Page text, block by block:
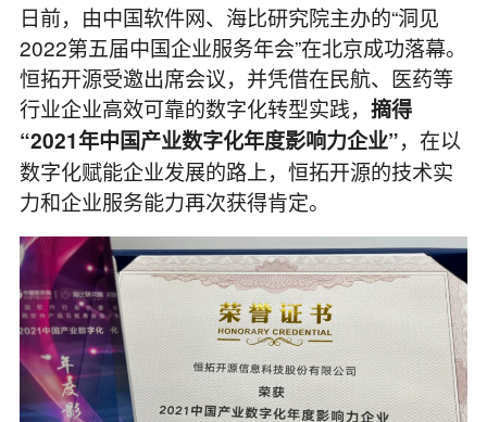
日前，由中国软件网、海比研究院主办的“洞见
2022第五届中国企业服务年会”在北京成功落幕。
恒拓开源受邀出席会议，并凭借在民航、医药等
行业企业高效可靠的数字化转型实践， 摘得
“2021年中国产业数字化年度影响力企业”，在以
数字化赋能企业发展的路上，恒拓开源的技术实
力和企业服务能力再次获得肯定。